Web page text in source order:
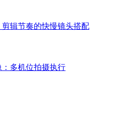
辑节奏的快慢镜头搭配
多机位拍摄执行